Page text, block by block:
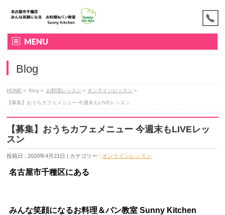
MENU
Blog
HOME » Blog » お料理レッスン » オンラインレッスン »
【募集】おうちカフェメニュー 今週末もLIVEレッスン
【募集】おうちカフェメニュー 今週末もLIVEレッ
スン
投稿日 : 2020年4月21日 | カテゴリー : オンラインレッスン
名古屋市千種区にある
みんな笑顔になるお料理＆パン教室 Sunny Kitchen